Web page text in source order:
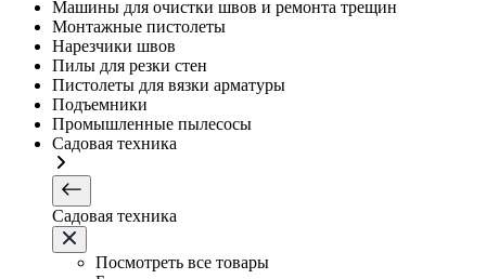
Машины для очистки швов и ремонта трещин
Монтажные пистолеты
Нарезчики швов
Пилы для резки стен
Пистолеты для вязки арматуры
Подъемники
Промышленные пылесосы
Садовая техника
Садовая техника
Посмотреть все товары